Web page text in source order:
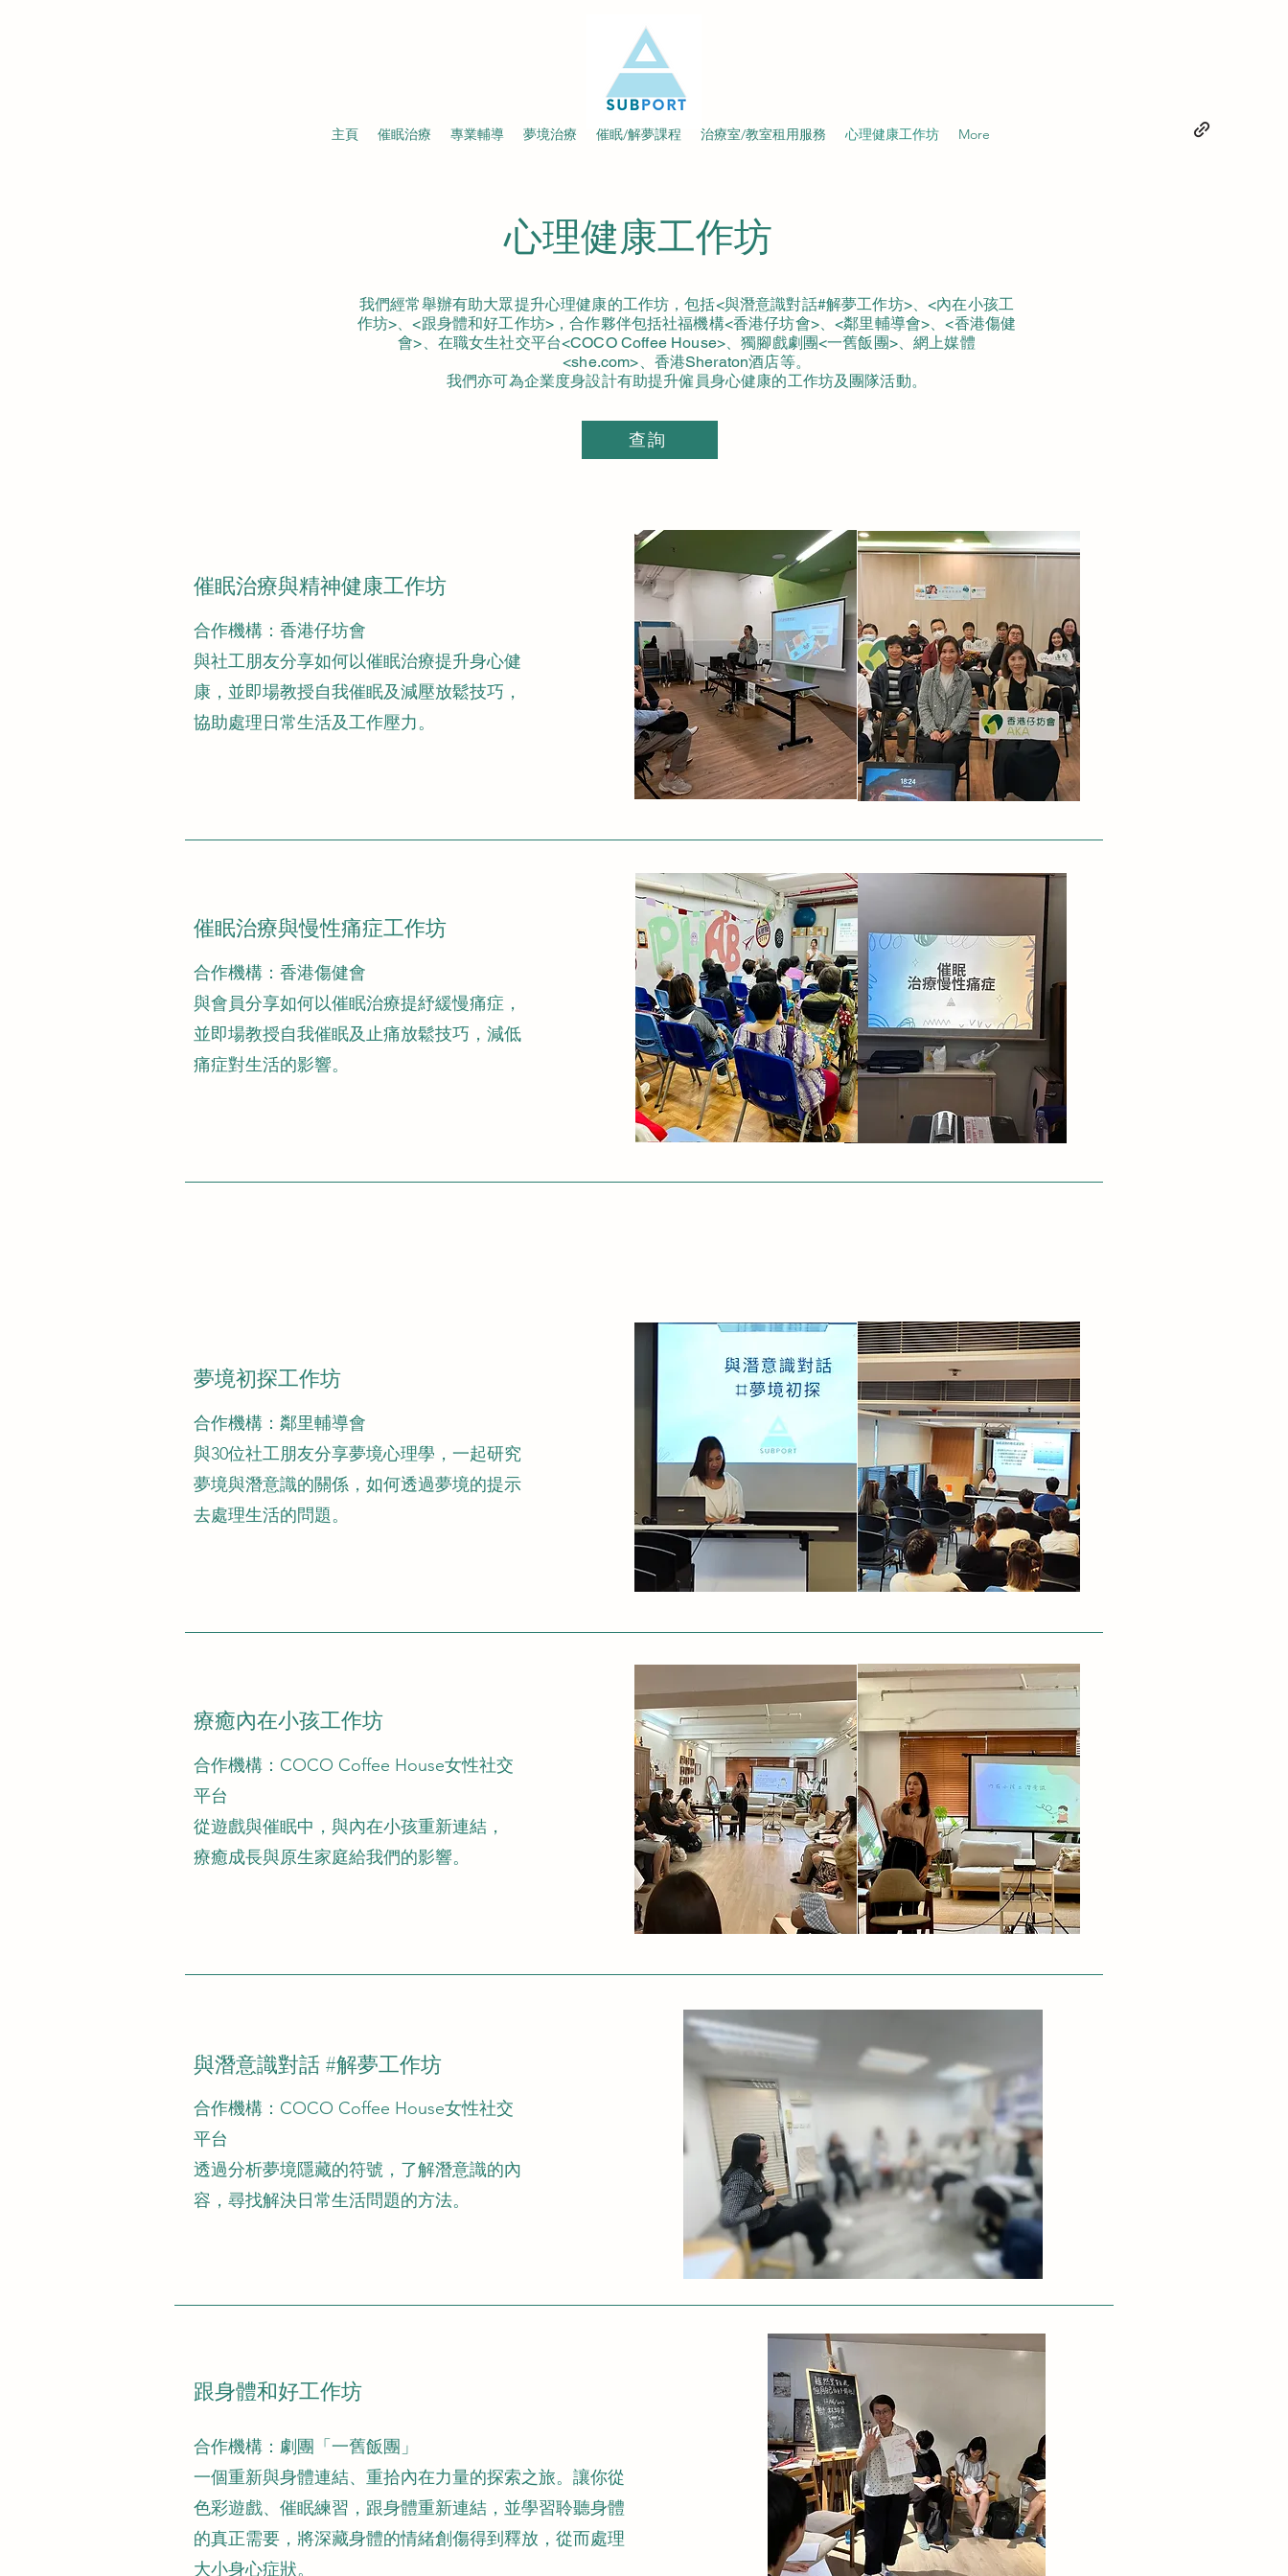
主頁 催眠治療 專業輔導 夢境治療 催眠/解夢課程 治療室/教室租用服務 心理健康工作坊 More
心理健康工作坊
我們經常舉辦有助大眾提升心理健康的工作坊，包括<與潛意識對話#解夢工作坊>、<內在小孩工
作坊>、<跟身體和好工作坊>，合作夥伴包括社福機構<香港仔坊會>、<鄰里輔導會>、<香港傷健
會>、在職女生社交平台<COCO Coffee House>、獨腳戲劇團<一舊飯團>、網上媒體
<she.com>、香港Sheraton酒店等。
​我們亦可為企業度身設計有助提升僱員身心健康的工作坊及團隊活動。
查詢
催眠治療與精神健康工作坊
​合作機構：香港仔坊會
與社工朋友分享如何以催眠治療提升身心健
康，並即場教授自我催眠及減壓放鬆技巧，
協助處理日常生活及工作壓力。
催眠治療與慢性痛症工作坊
​合作機構：香港傷健會
與會員分享如何以催眠治療提紓緩慢痛症，
並即場教授自我催眠及止痛放鬆技巧，減低
痛症對生活的影響。
​夢境初探工作坊
​合作機構：鄰里輔導會
與30位社工朋友分享夢境心理學，一起研究
夢境與潛意識的關係，如何透過夢境的提示
去處理生活的問題。
療癒內在小孩工作坊
​合作機構：COCO Coffee House女性社交
平台
從遊戲與催眠中，與內在小孩重新連結，
療癒成長與原生家庭給我們的影響。
與潛意識對話 #解夢工作坊
​合作機構：COCO Coffee House女性社交
平台
​透過分析夢境隱藏的符號，了解潛意識的內
容，尋找解決日常生活問題的方法。
​跟身體和好工作坊
​合作機構：劇團「一舊飯團」
一個重新與身體連結、重拾內在力量的探索之旅。讓你從
色彩遊戲、催眠練習，跟身體重新連結，並學習聆聽身體
的真正需要，將深藏身體的情緒創傷得到釋放，從而處理
大小身心症狀。